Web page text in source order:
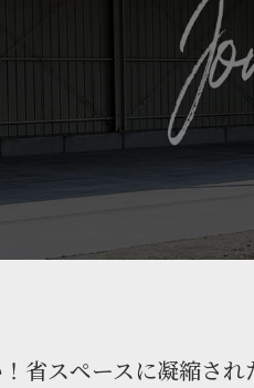
省スペースに凝縮さ